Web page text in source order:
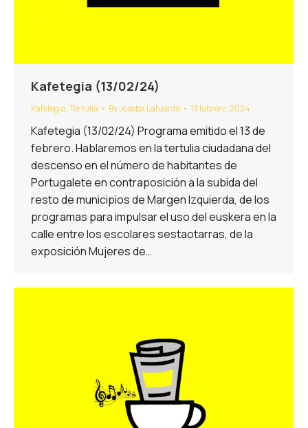
Kafetegia (13/02/24)
Kafetegia,Tertulia ByJoseba Lafuente 13 febrero, 2024
Kafetegia (13/02/24) Programa emitido el 13 de
febrero. Hablaremos en la tertulia ciudadana del
descenso en el número de habitantes de
Portugalete en contraposición a la subida del
resto de municipios de Margen Izquierda, de los
programas para impulsar el uso del euskera en la
calle entre los escolares sestaotarras, de la
exposición Mujeres de…